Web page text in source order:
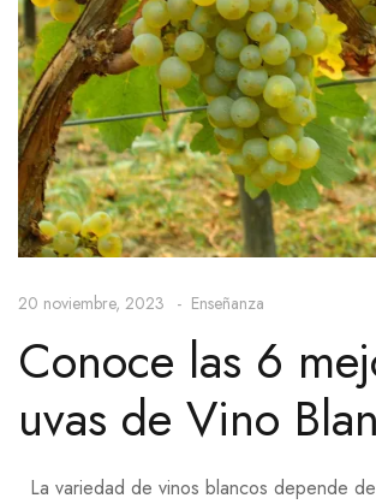
20 noviembre, 2023 Enseñanza
Conoce las 6
uvas de Vino
La variedad de vinos blancos depende